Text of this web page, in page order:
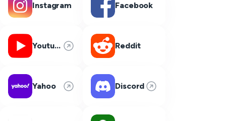
Instagram Facebook
Youtube Reddit
Yahoo Discord